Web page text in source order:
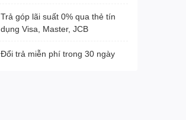
Trả góp lãi suất 0% qua thẻ tín
dụng Visa, Master, JCB
Đổi trả miễn phí trong 30 ngày